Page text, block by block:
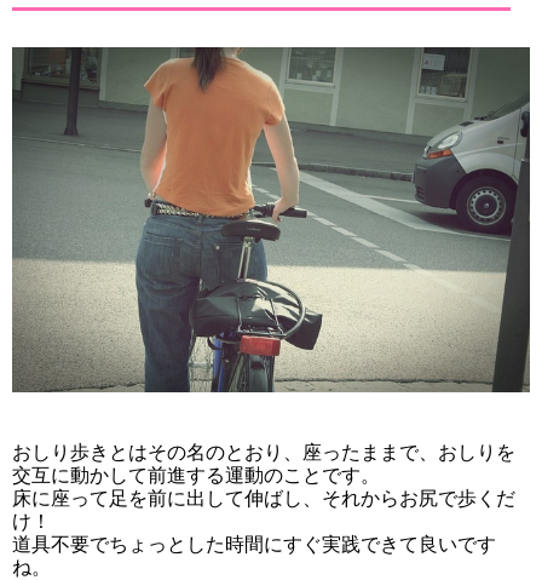
おしり歩きとはその名のとおり、座ったままで、おしりを
交互に動かして前進する運動のことです。
床に座って足を前に出して伸ばし、それからお尻で歩くだ
け！
道具不要でちょっとした時間にすぐ実践できて良いです
ね。